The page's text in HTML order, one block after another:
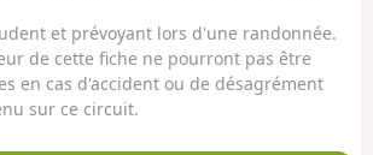
et prévoyant lors d'une randonnée.
de cette fiche ne pourront pas être
en cas d'accident ou de désagrément
sur ce circuit.